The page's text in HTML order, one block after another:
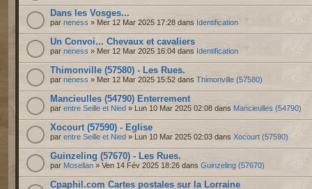
Dans les Vosges...
par neness » Mer 12 Mar 2025 17:28 dans Identification
Un Convoi... Chevaux et cavaliers
par neness » Mer 12 Mar 2025 16:04 dans Identification
Thimonville (57580) - Les Rues.
par neness » Mer 12 Mar 2025 15:52 dans Thimonville (57580)
Mancieulles (54790) Enterrement
par entre Seille et Nied » Lun 10 Mar 2025 02:08 dans Mancieulles (54790)
Xocourt (57590) - Eglise
par entre Seille et Nied » Lun 10 Mar 2025 02:03 dans Xocourt (57590)
Guinzeling (57670) - Les Rues.
par Mosellan » Ven 14 Fév 2025 18:26 dans Guinzeling (57670)
Cpaphil.com Cartes postales sur la Lorraine